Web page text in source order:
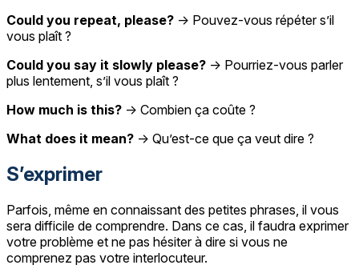
Could you repeat, please? → Pouvez-vous répéter s’il
vous plaît ?
Could you say it slowly please? → Pourriez-vous parler
plus lentement, s’il vous plaît ?
How much is this? → Combien ça coûte ?
What does it mean? → Qu’est-ce que ça veut dire ?
S’exprimer
Parfois, même en connaissant des petites phrases, il vous
sera difficile de comprendre. Dans ce cas, il faudra exprimer
votre problème et ne pas hésiter à dire si vous ne
comprenez pas votre interlocuteur.